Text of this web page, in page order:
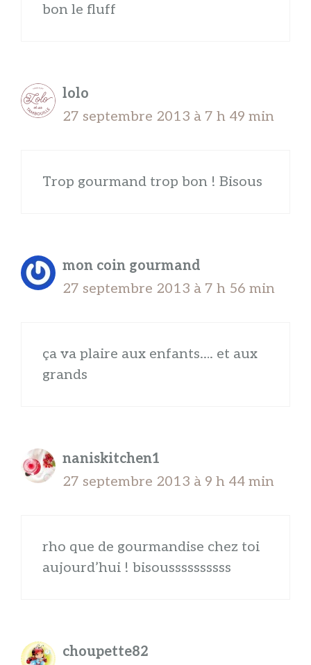
bon le fluff
lolo
27 septembre 2013 à 7 h 49 min
Trop gourmand trop bon ! Bisous
mon coin gourmand
27 septembre 2013 à 7 h 56 min
ça va plaire aux enfants…. et aux
grands
naniskitchen1
27 septembre 2013 à 9 h 44 min
rho que de gourmandise chez toi
aujourd’hui ! bisoussssssssss
choupette82